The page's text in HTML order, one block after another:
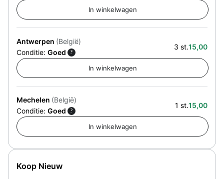
Antwerpen (België)
Conditie: Goed ?
3 st.15,00
Mechelen (België)
Conditie: Goed ?
1 st.15,00
Koop Nieuw